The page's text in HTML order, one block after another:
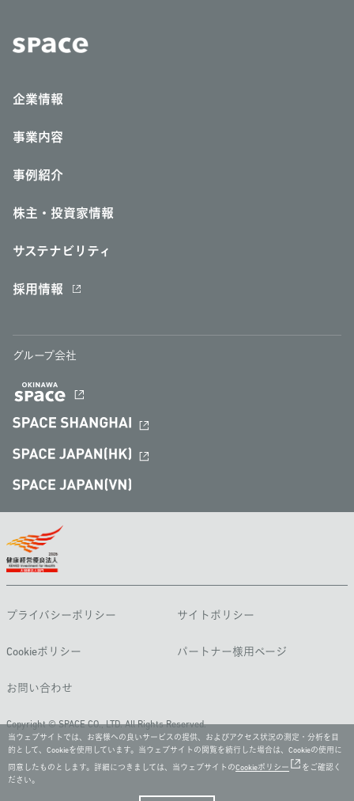
企業情報
事業内容
事例紹介
株主・投資家情報
サステナビリティ
採用情報
グループ会社
プライバシーポリシー サイトポリシー
Cookieポリシー パートナー様用ページ
お問い合わせ
Copyright © SPACE CO., LTD. All Rights Reserved.
当ウェブサイトでは、お客様への良いサービスの提供、およびアクセス状況の測定・分析を目
的として、Cookieを使用しています。当ウェブサイトの閲覧を続行した場合は、Cookieの使用に
同意したものとします。詳細につきましては、当ウェブサイトのCookieポリシー
をご確認く
ださい。